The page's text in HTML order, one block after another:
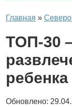
Главная »
ТОП-30
ребенка
Обновлено: